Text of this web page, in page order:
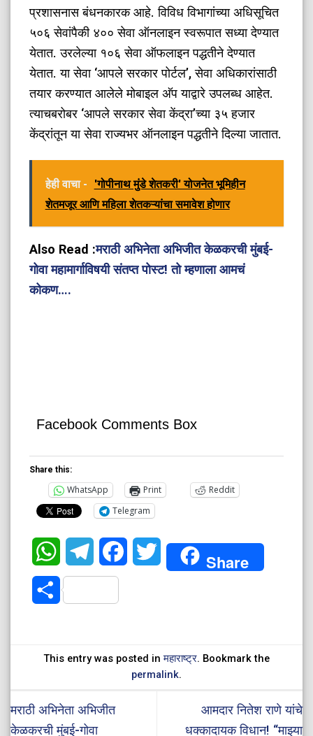
प्रशासनास बंधनकारक आहे. विविध विभागांच्या अधिसूचित
५०६ सेवांपैकी ४०० सेवा ऑनलाइन स्वरूपात सध्या देण्यात
येतात. उरलेल्या १०६ सेवा ऑफलाइन पद्धतीने देण्यात
येतात. या सेवा ‘आपले सरकार पोर्टल’, सेवा अधिकारांसाठी
तयार करण्यात आलेले मोबाइल अ‍ॅप याद्वारे उपलब्ध आहेत.
त्याचबरोबर ‘आपले सरकार सेवा केंद्रा’च्या ३५ हजार
केंद्रांतून या सेवा राज्यभर ऑनलाइन पद्धतीने दिल्या जातात.
हेही वाचा -
'गोपीनाथ मुंडे शेतकरी' योजनेत भूमिहीन
शेतमजूर आणि महिला शेतकऱ्यांचा समावेश होणार
Also Read :मराठी अभिनेता अभिजीत केळकरची मुंबई-
गोवा महामार्गाविषयी संतप्त पोस्ट! तो म्हणाला आमचं
कोकण….
Facebook Comments Box
Share this:
WhatsApp Print
Reddit
Telegram
WhatsAppTelegramFacebookTwitter Share
Share
This entry was posted inमहाराष्ट्र. Bookmark the
permalink.
मराठी अभिनेता अभिजीत
केळकरची मुंबई-गोवा
आमदार नितेश राणे यांचे
धक्कादायक विधान! “माझ्या